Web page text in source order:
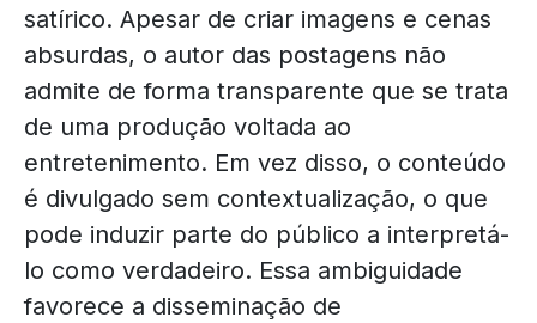
satírico. Apesar de criar imagens e cenas
absurdas, o autor das postagens não
admite de forma transparente que se trata
de uma produção voltada ao
entretenimento. Em vez disso, o conteúdo
é divulgado sem contextualização, o que
pode induzir parte do público a interpretá-
lo como verdadeiro. Essa ambiguidade
favorece a disseminação de